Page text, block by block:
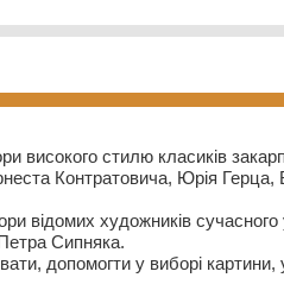
високого стилю класиків
Контратовича, Юрія
відомих художників
Сипняка.
допомогти у виборі картини,